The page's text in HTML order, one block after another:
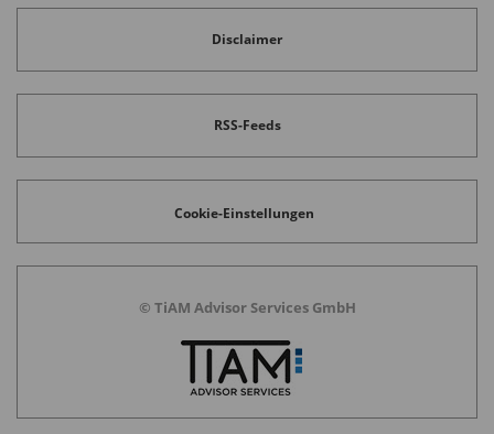
Disclaimer
RSS-Feeds
Cookie-Einstellungen
© TiAM Advisor Services GmbH